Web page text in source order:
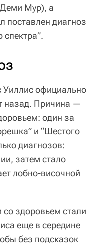
Мур), а
поставлен диагноз
спектра”.
Уиллис официально
назад. Причина —
один за
и “Шестого
диагнозов:
затем стало
лобно-височной
здоровьем стали
еще в середине
без подсказок